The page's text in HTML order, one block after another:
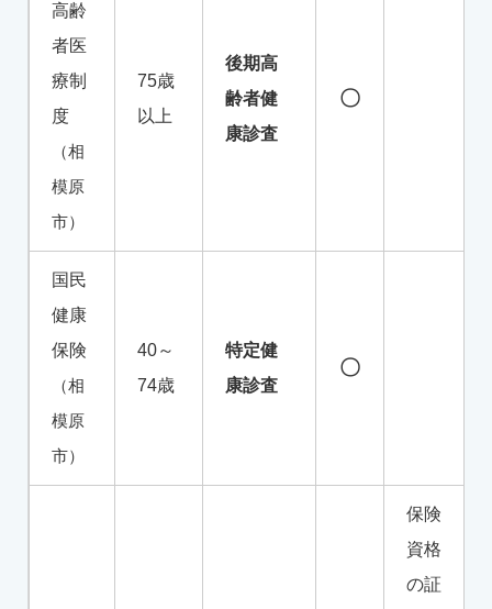
高齢
者医
療制
度
（相
模原
市）
75歳
以上
後期高
齢者健
康診査
〇
国民
健康
保険
（相
模原
市）
40～
74歳
特定健
康診査
〇
保険
資格
の証